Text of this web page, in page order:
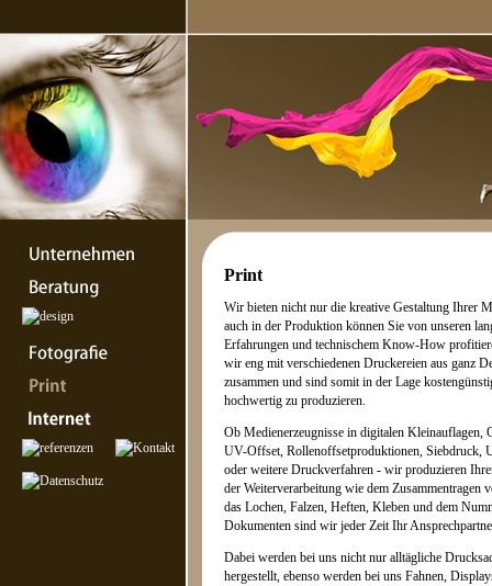
Print
Wir bieten nicht nur die kreative Gestaltung Ihrer
auch in der Produktion können Sie von unseren
Erfahrungen und technischem Know-How
wir eng mit verschiedenen Druckereien aus ganz
zusammen und sind somit in der Lage
hochwertig zu produzieren.
Ob Medienerzeugnisse in digitalen Kleinauflagen,
UV-Offset, Rollenoffsetproduktionen, Siebdruck,
oder weitere Druckverfahren - wir produzieren
der Weiterverarbeitung wie dem Zusammentragen
das Lochen, Falzen, Heften, Kleben und dem
Dokumenten sind wir jeder Zeit Ihr
Dabei werden bei uns nicht nur alltägliche
hergestellt, ebenso werden bei uns Fahnen,